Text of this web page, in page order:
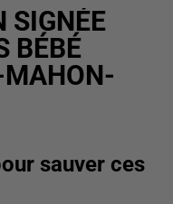
SIGNÉE
BÉBÉ
MAHON-
sauver ces